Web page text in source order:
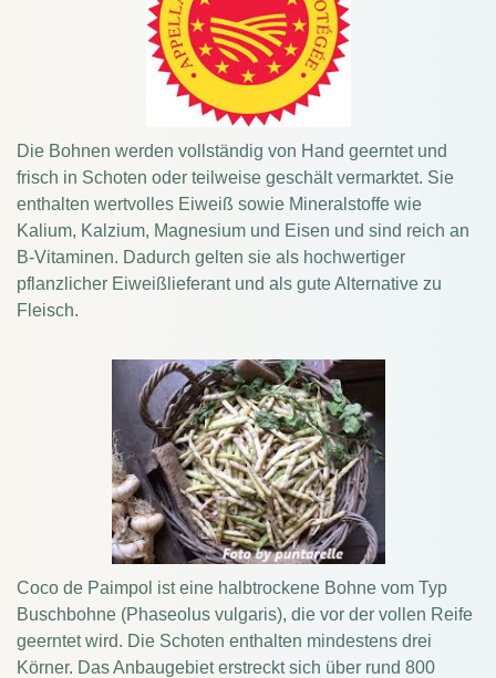
Die Bohnen werden vollständig von Hand geerntet und
frisch in Schoten oder teilweise geschält vermarktet. Sie
enthalten wertvolles Eiweiß sowie Mineralstoffe wie
Kalium, Kalzium, Magnesium und Eisen und sind reich an
B-Vitaminen. Dadurch gelten sie als hochwertiger
pflanzlicher Eiweißlieferant und als gute Alternative zu
Fleisch.
Coco de Paimpol ist eine halbtrockene Bohne vom Typ
Buschbohne (Phaseolus vulgaris), die vor der vollen Reife
geerntet wird. Die Schoten enthalten mindestens drei
Körner. Das Anbaugebiet erstreckt sich über rund 800